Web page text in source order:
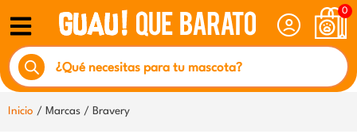
contenido
0
Búsqueda
de
productos
Inicio / Marcas / Bravery